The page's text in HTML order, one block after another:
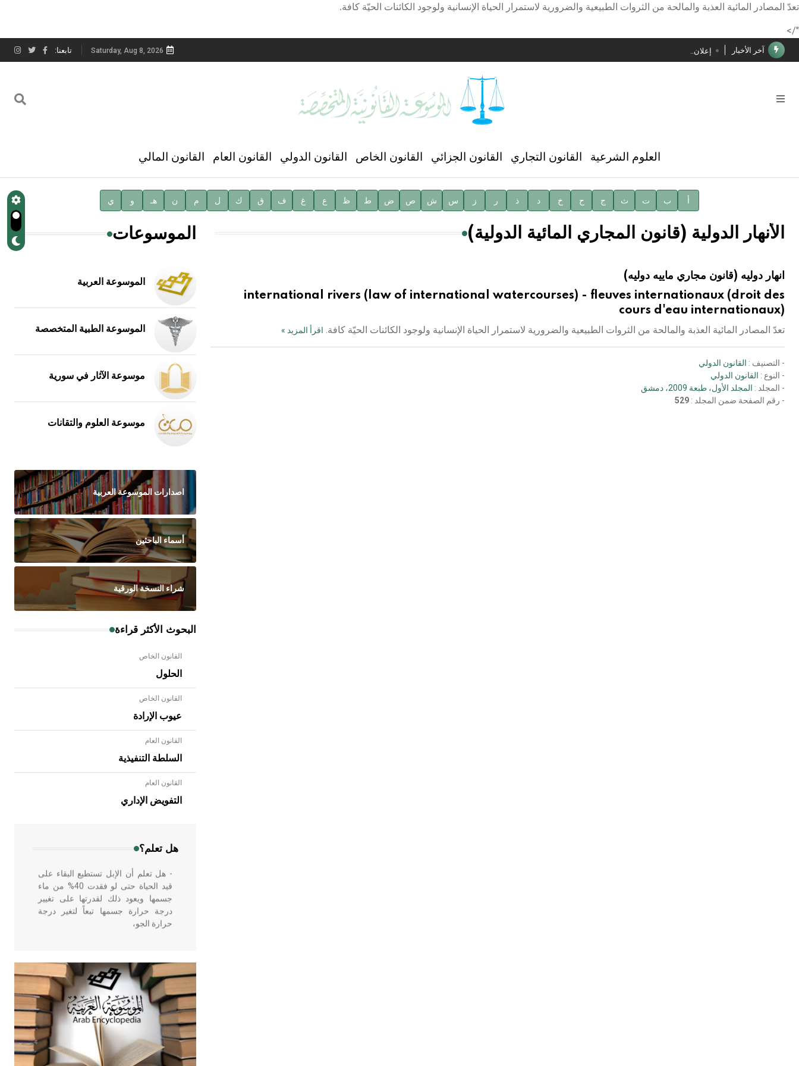
تعدّ المصادر المائية العذبة والمالحة من الثروات الطبيعية والضرورية لاستمرار الحياة الإنسانية ولوجود الكائنات الحيّة كافة.
"/>
آخر الأخبار
الأستاذ إياد خالد الطباع مدير عام لهيئة الموسوعة العربية
إعلان..
فوز الأستاذ الدكتور محمود السيد بجائزة مجمع الملك سليمان العالمي للغة العربية
الأستاذ إياد خالد الطباع مدير عام لهيئة الموسوعة العربية
Saturday, Aug 8, 2026 تابعنا:
العلوم الشرعية القانون التجاري القانون الجزائي القانون الخاص القانون الدولي القانون العام القانون المالي
أ ب ت ث ج ح خ د ذ ر ز س ش ص ض ط ظ ع غ ف ق ك ل م ن هـ و ي
الأنهار الدولية (قانون المجاري المائية الدولية)
انهار دوليه (قانون مجاري ماييه دوليه)
international rivers (law of international watercourses) - fleuves internationaux (droit des
cours d'eau internationaux)
تعدّ المصادر المائية العذبة والمالحة من الثروات الطبيعية والضرورية لاستمرار الحياة الإنسانية ولوجود الكائنات الحيّة كافة. اقرأ المزيد »
- التصنيف : القانون الدولي
- النوع : القانون الدولي
- المجلد : المجلد الأول، طبعة 2009، دمشق
- رقم الصفحة ضمن المجلد : 529
الموسوعات
الموسوعة العربية
الموسوعة الطبية المتخصصة
موسوعة الآثار في سورية
موسوعة العلوم والتقانات
اصدارات الموسوعة العربية
أسماء الباحثين
شراء النسخة الورقية
البحوث الأكثر قراءة
القانون الخاص
الحلول
القانون الخاص
عيوب الإرادة
القانون العام
السلطة التنفيذية
القانون العام
التفويض الإداري
هل تعلم؟
- هل تعلم أن الأبلق نوع من الفنون
الهندسية التي ارتبطت بالعمارة الإسلامية
في بلاد الشام ومصر خاصة، حيث يحرص
- هل تعلم أن الإبل تستطيع البقاء على
قيد الحياة حتى لو فقدت 40% من ماء
جسمها ويعود ذلك لقدرتها على تغيير
درجة حرارة جسمها تبعاً لتغير درجة
حرارة الجو،
- هل تعلم أن أبقراط كتب في الطب
أربعة مؤلفات هي: الحكم، الأدلة، تنظيم
التغذية، ورسالته في جروح الرأس.
ويعود له الفضل بأنه حرر الطب من
الدين والفلسفة.
- هل تعلم أن المرجان إفراز حيواني